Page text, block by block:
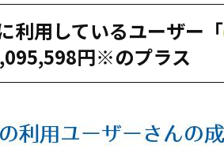
利用しているユーザー「
円※のプラス